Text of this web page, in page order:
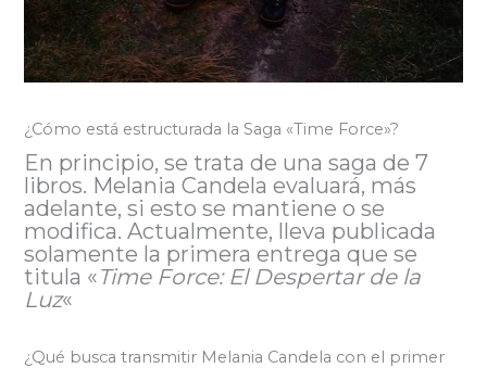
¿Cómo está estructurada la Saga «Time Force»?
En principio, se trata de una saga de 7
libros. Melania Candela evaluará, más
adelante, si esto se mantiene o se
modifica. Actualmente, lleva publicada
solamente la primera entrega que se
titula «Time Force: El Despertar de la
Luz«
¿Qué busca transmitir Melania Candela con el primer